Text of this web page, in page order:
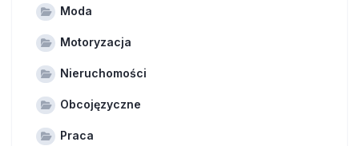
Moda
Motoryzacja
Nieruchomości
Obcojęzyczne
Praca